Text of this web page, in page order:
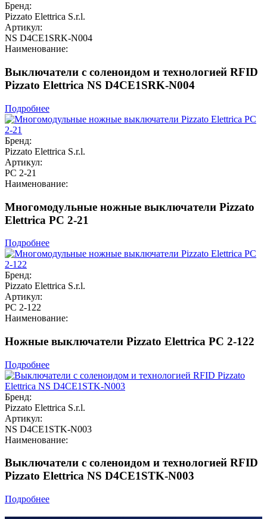
Бренд:
Pizzato Elettrica S.r.l.
Артикул:
NS D4CE1SRK-N004
Наименование:
Выключатели с соленоидом и технологией RFID
Pizzato Elettrica NS D4CE1SRK-N004
Подробнее
Бренд:
Pizzato Elettrica S.r.l.
Артикул:
PC 2-21
Наименование:
Многомодульные ножные выключатели Pizzato
Elettrica PC 2-21
Подробнее
Бренд:
Pizzato Elettrica S.r.l.
Артикул:
PC 2-122
Наименование:
Ножные выключатели Pizzato Elettrica PC 2-122
Подробнее
Бренд:
Pizzato Elettrica S.r.l.
Артикул:
NS D4CE1STK-N003
Наименование:
Выключатели с соленоидом и технологией RFID
Pizzato Elettrica NS D4CE1STK-N003
Подробнее